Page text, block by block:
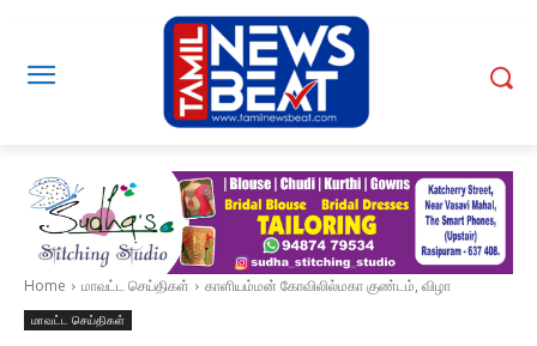
Home மாவட்ட செய்திகள் காளியம்மன் கோவிலில்மகா குண்டம், விழா
மாவட்ட செய்திகள்